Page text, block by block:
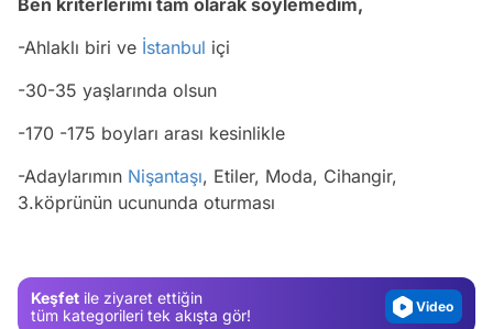
Ben kriterlerimi tam olarak söylemedim,
-Ahlaklı biri ve İstanbul içi
-30-35 yaşlarında olsun
-170 -175 boyları arası kesinlikle
-Adaylarımın Nişantaşı, Etiler, Moda, Cihangir,
3.köprünün ucununda oturması
Keşfet ile ziyaret ettiğin
tüm kategorileri tek akışta gör!
Video